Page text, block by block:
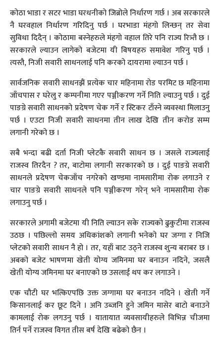
कोठा भाडा र सटर भाडा घरधनीको जिब्रोले निर्धारण गर्छ । अब सरकारले
नै घरवहाल निर्धारण गरिदिनु पर्छ । घरभाडा मंहगो लिन्छन् तर सेवा
सुविधा दिदैन् । कोठामा बस्नेहरुले मंहगो वहाल तिरे पनि राज्य रित्र्तै छ ।
सरकारले ल्याउन लागेको बजेटमा यी बिषयहरु समावेश गरिनु पर्छ ।
त्यस्तै, निजी सवारी साधनलाई पनि करको दायरामा ल्याउन पर्छ ।
सार्वजनिक सवारी साधनझैं प्रत्येक चार महिनामा रोड परमिट छ महिनामा
जाँचपास र घरेलु र कम्पनीमा गएर पञ्जीकरण गर्ने निति ल्याउनु पर्छ । दुई
पाङग्रे सवारी साधनको प्रदेषण चेक गर्ने र स्टिकर टाँस्ने व्यवस्था मिलाउनु
पर्छ । एउटा निजी सवारी साधनमा तीन लाख देखि तीन करोड सम्म
लगानी गरेको छ ।
सबै भन्दा बढी दर्ता निजी प्लेटकै सवारी साधन छ । जसले राज्यलाई
राजस्व तिरदैन ? तर, बाटोमा लगानी सरकारको छ । दुई पाङग्रे सवारी
साधनले प्रदेषण चेकजाँच नगरेको खण्डमा नामसारीमा रोक लगाउने र
चार पाङग्रे सवारी साधनले पनि पञ्जीकरण गरेन् भने नामसारीमा रोक
लगाउनु पर्छ ।
सरकारले अगामी बजेटमा यी निति ल्याउन सके राज्यको ढुकुटीमा राजस्व
उठछ । पछिल्लो समय अधिकांशको लगानी भनेको घर जग्गा र निजि
प्लेटको सवारी साधन नै हो । तर, यहाँ बाट उठ्ने राजस्व शुन्य बराबर छ ।
अबको बजेट भाषणमा खेती योग्य जमिनमा घर बनाउन नदिने, जसलै
खेती योग्य जमिनमा घर बनाएको छ उसलाई थप कर लगाउने ।
एक चौटी घर भत्किएपछि उक्त जग्गामा घर बनाउन नदिने । खेती गर्ने
किसानलाई कर छूट दिने । अनि उब्जनि हुने जमिन मासेर बाटो बनाउने
कामलाई रोक लगउनु पर्छ । यातायात व्यवसायीहरुले विभिन्न चीजमा
तिर्न पर्ने राजस्व विगत तीस बर्ष देखि बढेको छैन ।